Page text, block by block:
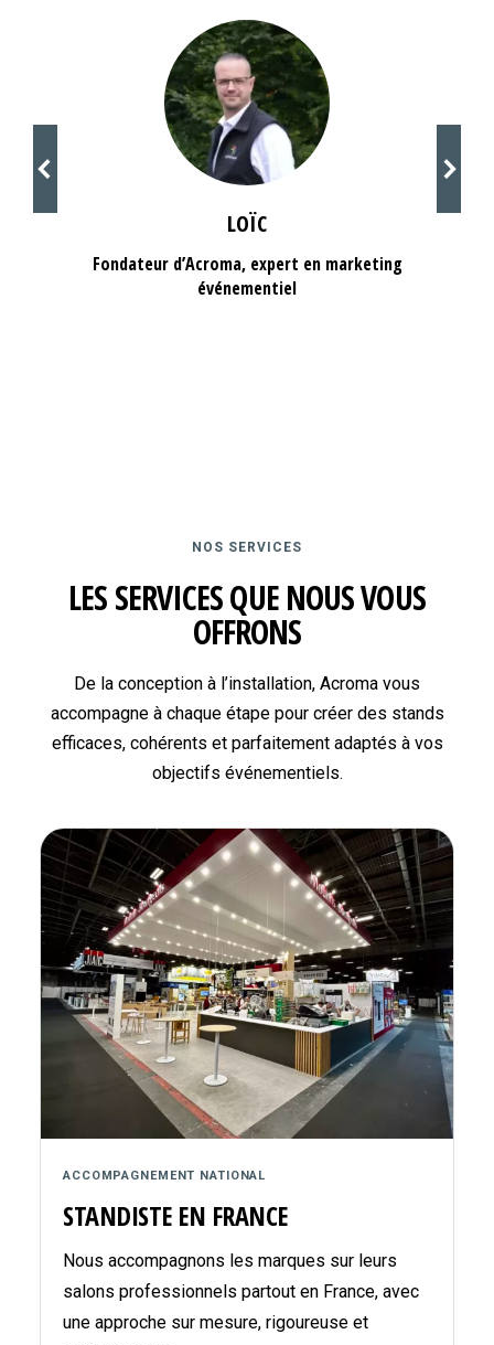
LOÏC
Fondateur d’Acroma, expert en marketing
événementiel
NOS SERVICES
LES SERVICES QUE NOUS VOUS
OFFRONS
De la conception à l’installation, Acroma vous
accompagne à chaque étape pour créer des stands
efficaces, cohérents et parfaitement adaptés à vos
objectifs événementiels.
ACCOMPAGNEMENT NATIONAL
STANDISTE EN FRANCE
Nous accompagnons les marques sur leurs
salons professionnels partout en France, avec
une approche sur mesure, rigoureuse et